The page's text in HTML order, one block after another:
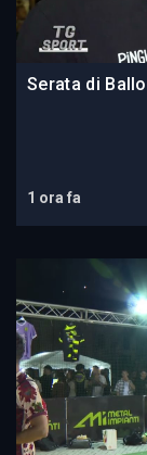
Serata di
1 ora fa